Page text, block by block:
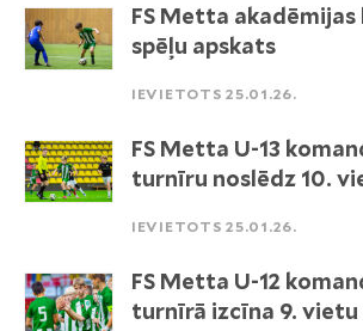
FS Metta akadēmijas
spēļu apskats
IEVIETOTS 25.01.26.
FS Metta U-13
turnīru noslēdz 10.
IEVIETOTS 25.01.26.
FS Metta U-12
turnīrā izcīna 9. vietu